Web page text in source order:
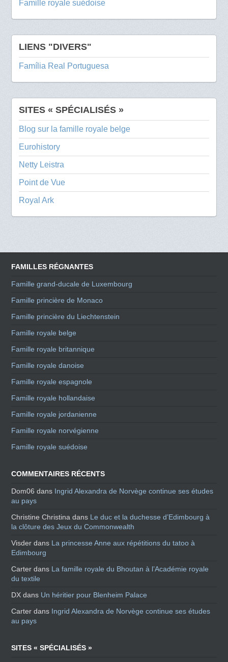
Famille royale suédoise
LIENS "DIVERS"
Família Real Portuguesa
SITES « SPÉCIALISÉS »
Blog sur la famille royale belge
Eurohistory
Netty Leistra
Point de Vue
Royal Ark
FAMILLES RÉGNANTES
Famille grand-ducale de Luxembourg
Famille princière de Monaco
Famille princière du Liechtenstein
Famille royale belge
Famille royale britannique
Famille royale danoise
Famille royale espagnole
Famille royale hollandaise
Famille royale jordanienne
Famille royale norvégienne
Famille royale suédoise
COMMENTAIRES RÉCENTS
Dom06 dans Ingrid Alexandra de Norvège continue ses études
au pays
Christine Christina dans Le duc et la duchesse d’Edimbourg à
la clôture des Jeux du Commonwealth
Visder dans La princesse Anne aux répétitions du tatoo à
Edimbourg
Carter dans La famille royale du Bhoutan à l’Académie royale
du textile
DX dans Un héritier pour Blenheim Palace
Carter dans Ingrid Alexandra de Norvège continue ses études
au pays
SITES « SPÉCIALISÉS »